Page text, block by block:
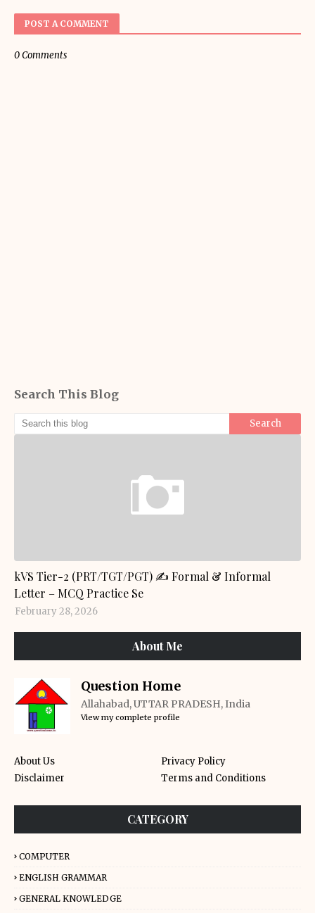
POST A COMMENT
0 Comments
Search This Blog
kVS Tier-2 (PRT/TGT/PGT) ✍️ Formal & Informal
Letter – MCQ Practice Se
February 28, 2026
About Me
Question Home
Allahabad, UTTAR PRADESH, India
View my complete profile
About Us
Privacy Policy
Disclaimer
Terms and Conditions
CATEGORY
COMPUTER
ENGLISH GRAMMAR
GENERAL KNOWLEDGE